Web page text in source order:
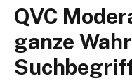
QVC
ganze